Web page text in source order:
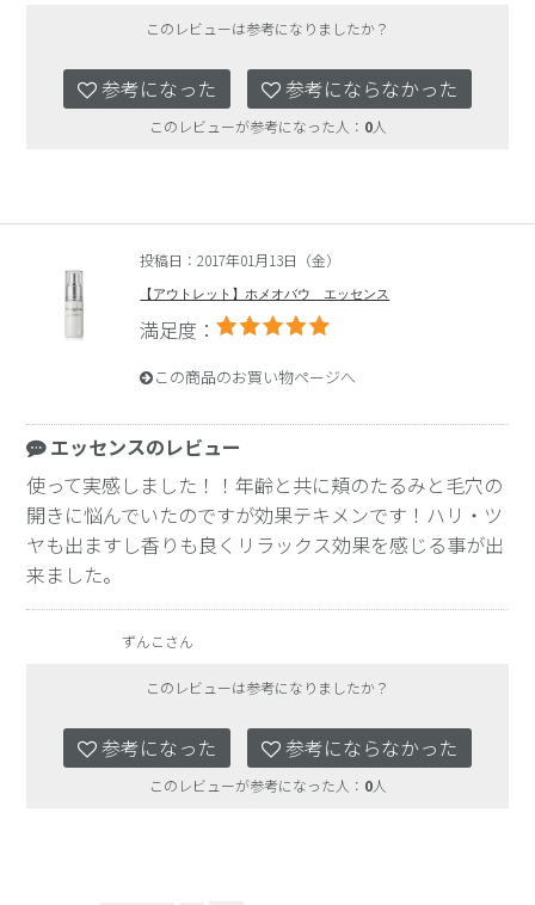
このレビューは参考になりましたか？
参考になった 参考にならなかった
このレビューが参考になった人： 0人
投稿日：2017年01月13日（金）
【アウトレット】ホメオバウ エッセンス
満足度：
この商品のお買い物ページへ
エッセンスのレビュー
使って実感しました！！年齢と共に頬のたるみと毛穴の
開きに悩んでいたのですが効果テキメンです！ハリ・ツ
ヤも出ますし香りも良くリラックス効果を感じる事が出
来ました。
ずんこさん
このレビューは参考になりましたか？
参考になった 参考にならなかった
このレビューが参考になった人： 0人